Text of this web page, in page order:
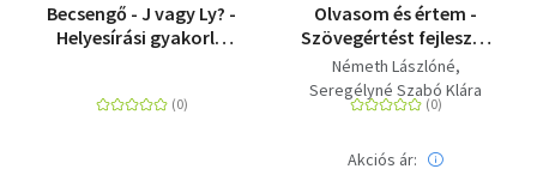
Becsengő - J vagy Ly? -
Helyesírási gyakorló
Olvasom és értem -
Szövegértést fejlesztő
gyakorlatok - 2.
osztály
Németh Lászlóné
Seregélyné Szabó Klára
Akciós ár: